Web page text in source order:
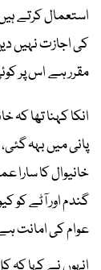
استعمال کرتے
کی اجازت نہیں
مقرر ہے اس پر
انکا کہنا تھا
پانی میں بہہ
خانیوال کا سارا
گندم اور آٹے کو
عوام کی امانت